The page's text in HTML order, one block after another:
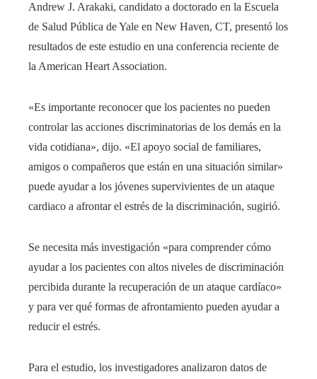
Andrew J. Arakaki, candidato a doctorado en la Escuela
de Salud Pública de Yale en New Haven, CT, presentó los
resultados de este estudio en una conferencia reciente de
la American Heart Association.
«Es importante reconocer que los pacientes no pueden
controlar las acciones discriminatorias de los demás en la
vida cotidiana», dijo. «El apoyo social de familiares,
amigos o compañeros que están en una situación similar»
puede ayudar a los jóvenes supervivientes de un ataque
cardiaco a afrontar el estrés de la discriminación, sugirió.
Se necesita más investigación «para comprender cómo
ayudar a los pacientes con altos niveles de discriminación
percibida durante la recuperación de un ataque cardíaco»
y para ver qué formas de afrontamiento pueden ayudar a
reducir el estrés.
Para el estudio, los investigadores analizaron datos de